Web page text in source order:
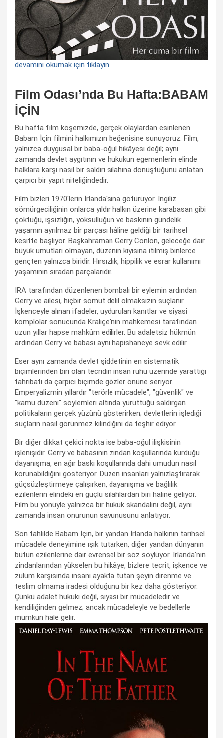
devamını okumak için tıklayın
Film Odası’nda Bu Hafta:BABAM
İÇİN
Bu hafta film köşemizde, gerçek olaylardan esinlenen
Babam İçin filmini halkımızın beğenisine sunuyoruz. Film,
yalnızca duygusal bir baba-oğul hikâyesi değil; aynı
zamanda devlet aygıtının ve hukukun egemenlerin elinde
halklara karşı nasıl bir saldırı silahına dönüştüğünü anlatan
çarpıcı bir yapıt niteliğindedir.
Film bizleri 1970'lerin İrlanda'sına götürüyor. İngiliz
sömürgeciliğinin onlarca yıldır halkın üzerine karabasan gibi
çöktüğü, işsizliğin, yoksulluğun ve baskının gündelik
yaşamın ayrılmaz bir parçası hâline geldiği bir tarihsel
kesitte başlıyor. Başkahraman Gerry Conlon, geleceğe dair
büyük umutları olmayan, düzenin kıyısına itilmiş binlerce
gençten yalnızca biridir. Hırsızlık, hippilik ve esrar kullanımı
yaşamının sıradan parçalarıdır.
IRA tarafından düzenlenen bombalı bir eylemin ardından
Gerry ve ailesi, hiçbir somut delil olmaksızın suçlanır.
İşkenceyle alınan ifadeler, uydurulan kanıtlar ve siyasi
komplolar sonucunda Kraliçe'nin mahkemesi tarafından
uzun yıllar hapse mahkûm edilirler. Bu adaletsiz hükmün
ardından Gerry ve babası aynı hapishaneye sevk edilir.
Eser aynı zamanda devlet şiddetinin en sistematik
biçimlerinden biri olan tecridin insan ruhu üzerinde yarattığı
tahribatı da çarpıcı biçimde gözler önüne seriyor.
Emperyalizmin yıllardır "terörle mücadele", "güvenlik" ve
"kamu düzeni" söylemleri altında yürüttüğü saldırgan
politikaların gerçek yüzünü gösterirken; devletlerin işlediği
suçların nasıl görünmez kılındığını da teşhir ediyor.
Bir diğer dikkat çekici nokta ise baba-oğul ilişkisinin
işlenişidir. Gerry ve babasının zindan koşullarında kurduğu
dayanışma, en ağır baskı koşullarında dahi umudun nasıl
korunabildiğini gösteriyor. Düzen insanları yalnızlaştırarak
güçsüzleştirmeye çalışırken, dayanışma ve bağlılık
ezilenlerin elindeki en güçlü silahlardan biri hâline geliyor.
Film bu yönüyle yalnızca bir hukuk skandalını değil, aynı
zamanda insan onurunun savunusunu anlatıyor.
Son tahlilde Babam İçin, bir yandan İrlanda halkının tarihsel
mücadele deneyimine ışık tutarken, diğer yandan dünyanın
bütün ezilenlerine dair evrensel bir söz söylüyor. İrlanda'nın
zindanlarından yükselen bu hikâye, bizlere tecrit, işkence ve
zulüm karşısında insanı ayakta tutan şeyin direnme ve
teslim olmama iradesi olduğunu bir kez daha gösteriyor.
Çünkü adalet hukuki değil, siyasi bir mücadeledir ve
kendiliğinden gelmez; ancak mücadeleyle ve bedellerle
mümkün hâle gelir.